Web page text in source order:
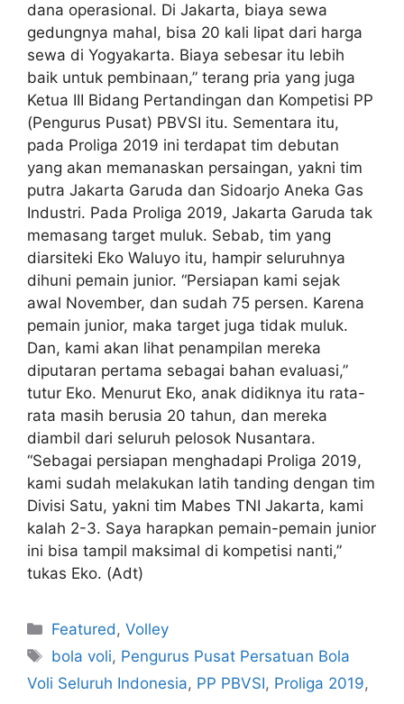
dana operasional. Di Jakarta, biaya sewa
gedungnya mahal, bisa 20 kali lipat dari harga
sewa di Yogyakarta. Biaya sebesar itu lebih
baik untuk pembinaan,” terang pria yang juga
Ketua III Bidang Pertandingan dan Kompetisi PP
(Pengurus Pusat) PBVSI itu. Sementara itu,
pada Proliga 2019 ini terdapat tim debutan
yang akan memanaskan persaingan, yakni tim
putra Jakarta Garuda dan Sidoarjo Aneka Gas
Industri. Pada Proliga 2019, Jakarta Garuda tak
memasang target muluk. Sebab, tim yang
diarsiteki Eko Waluyo itu, hampir seluruhnya
dihuni pemain junior. “Persiapan kami sejak
awal November, dan sudah 75 persen. Karena
pemain junior, maka target juga tidak muluk.
Dan, kami akan lihat penampilan mereka
diputaran pertama sebagai bahan evaluasi,”
tutur Eko. Menurut Eko, anak didiknya itu rata-
rata masih berusia 20 tahun, dan mereka
diambil dari seluruh pelosok Nusantara.
“Sebagai persiapan menghadapi Proliga 2019,
kami sudah melakukan latih tanding dengan tim
Divisi Satu, yakni tim Mabes TNI Jakarta, kami
kalah 2-3. Saya harapkan pemain-pemain junior
ini bisa tampil maksimal di kompetisi nanti,”
tukas Eko. (Adt)
Featured,Volley
bola voli, Pengurus Pusat Persatuan Bola
Voli Seluruh Indonesia, PP PBVSI, Proliga 2019,